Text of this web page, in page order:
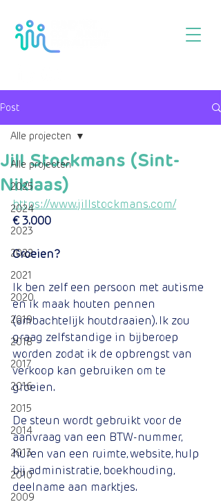
Post
Alle projecten
2025
2024
2023
2022
2021
2020
2019
2018
2017
2016
2015
2014
2013
2010
2009
Alle projecten
Jill Stockmans (Sint-
Niklaas)
https://www.jillstockmans.com/
€ 3.000
Groeien?
Ik ben zelf een persoon met autisme
en ik maak houten pennen
(ambachtelijk houtdraaien). Ik zou
graag zelfstandige in bijberoep
worden zodat ik de opbrengst van
verkoop kan gebruiken om te
groeien.
De steun wordt gebruikt voor de
aanvraag van een BTW-nummer,
huren van een ruimte, website, hulp
bij administratie, boekhouding,
deelname aan marktjes.